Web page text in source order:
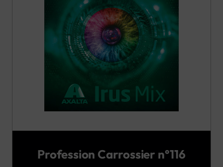
Profession Carrossier n°116